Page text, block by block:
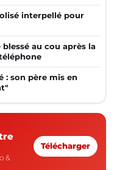
interpellé pour
au cou après la
: son père mis en
&
Télécharger